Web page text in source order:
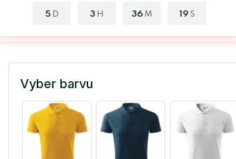
5 D 3 H 36 M 18 S
Vyber barvu